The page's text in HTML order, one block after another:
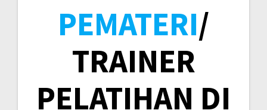
PEMATERI/
TRAINER
PELATIHAN DI